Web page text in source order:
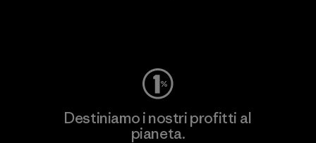
Destiniamo i nostri profitti al
pianeta.